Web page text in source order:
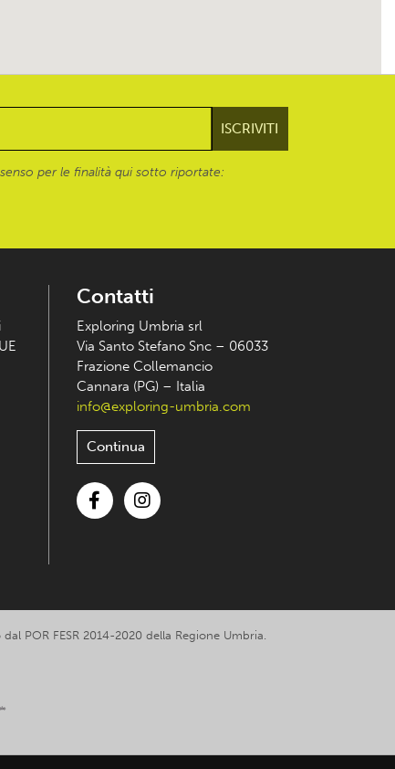
per le finalità qui sotto riportate:
Contatti
Exploring Umbria srl
Via Santo Stefano Snc – 06033
Frazione Collemancio
Cannara (PG) – Italia
info@exploring-umbria.com
Continua
POR FESR 2014-2020 della Regione Umbria.